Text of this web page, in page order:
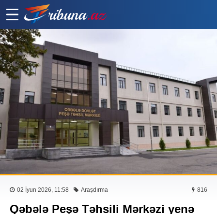
02 İyun 2026, 11:58 Araşdırma 816
Qəbələ Peşə Təhsili Mərkəzi yenə